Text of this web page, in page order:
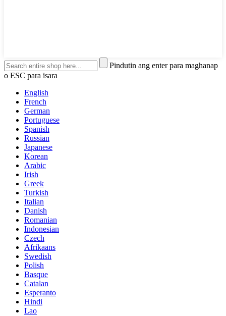
Pindutin ang enter para maghanap
o ESC para isara
English
French
German
Portuguese
Spanish
Russian
Japanese
Korean
Arabic
Irish
Greek
Turkish
Italian
Danish
Romanian
Indonesian
Czech
Afrikaans
Swedish
Polish
Basque
Catalan
Esperanto
Hindi
Lao